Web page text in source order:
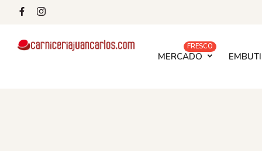
MERCADO
FRESCO